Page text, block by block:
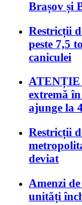
Brașov și
Restricții
peste 7,5
caniculei
ATENȚIE
extremă
ajunge la
Restricții
deviat
Amenzi
unități